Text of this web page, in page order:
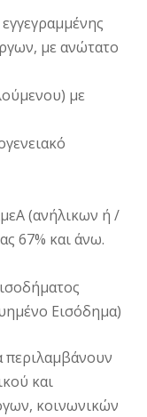
με ανώτατο
με
(ανήλικων ή /
67% και άνω.
Εισόδημα)
περιλαμβάνουν
και
κοινωνικών